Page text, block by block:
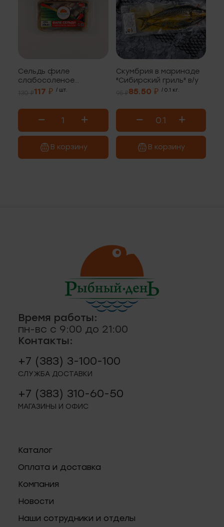
Сельдь филе
слабосоленое
"Мексика" 200г
117 ₽ / шт.
В корзину
Скумбрия в маринаде
"Сибирский гриль" в/у
85.50 ₽ / 0.1 кг.
В корзину
Время работы:
пн-вс с 9:00 до 21:00
Контакты:
+7 (383) 3-100-100
СЛУЖБА ДОСТАВКИ
+7 (383) 310-60-50
МАГАЗИНЫ И ОФИС
Каталог
Оплата и доставка
Компания
Новости
Наши сотрудники и отделы